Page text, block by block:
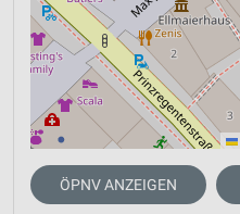
ÖPNV ANZEIGEN